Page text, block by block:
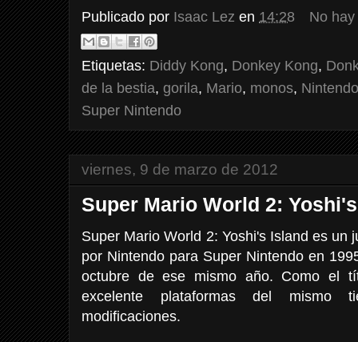
Publicado por Isaac Lez en 14:28 No
Etiquetas: Diddy Kong, Donkey Kong,
de la bestia, gorila, Mario, monos, Nintendo
Super Nintendo
viernes, 9 de marzo de 2012
Super Mario World 2:
Super Mario World 2: Yoshi's Island es un
por Nintendo para Super Nintendo en
octubre de ese mismo año. Como el
excelente plataformas del mismo
modificaciones.